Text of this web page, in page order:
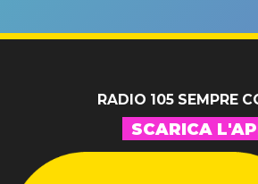
RADIO 105 SEMPRE
SCARICA